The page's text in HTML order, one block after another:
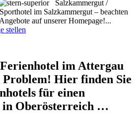
Salzkammergut /
im Salzkammergut – beachten
auf unserer Homepage!...
stellen
im Attergau
Problem! Hier finden Sie
für einen
Oberösterreich …